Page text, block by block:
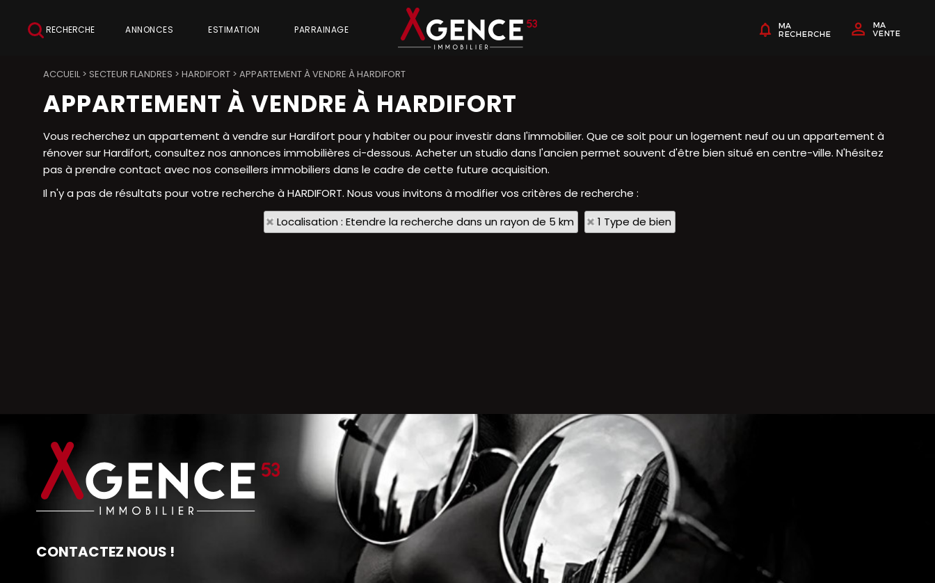
RECHERCHE ANNONCES ESTIMATION PARRAINAGE
ACCUEIL> SECTEUR FLANDRES > HARDIFORT > APPARTEMENT À VENDRE À HARDIFORT
APPARTEMENT À VENDRE À HARDIFORT
Vous recherchez un appartement à vendre sur Hardifort pour y habiter ou pour investir dans l'immobilier. Que ce soit pour un logement neuf ou un appartement à
rénover sur Hardifort, consultez nos annonces immobilières ci-dessous. Acheter un studio dans l'ancien permet souvent d'être bien situé en centre-ville. N'hésitez
pas à prendre contact avec nos conseillers immobiliers dans le cadre de cette future acquisition.
Il n'y a pas de résultats pour votre recherche à HARDIFORT. Nous vous invitons à modifier vos critères de recherche :
Localisation : Etendre la recherche dans un rayon de 5 km
1 Type de bien
CONTACTEZ NOUS !